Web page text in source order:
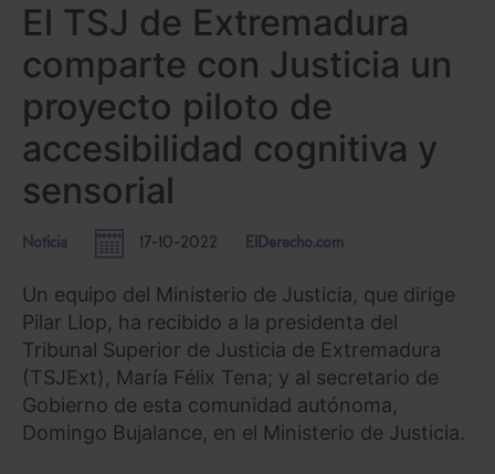
El TSJ de Extremadura
comparte con Justicia un
proyecto piloto de
accesibilidad cognitiva y
sensorial
Noticia 17-10-2022 ElDerecho.com
Un equipo del Ministerio de Justicia, que dirige
Pilar Llop, ha recibido a la presidenta del
Tribunal Superior de Justicia de Extremadura
(TSJExt), María Félix Tena; y al secretario de
Gobierno de esta comunidad autónoma,
Domingo Bujalance, en el Ministerio de Justicia.